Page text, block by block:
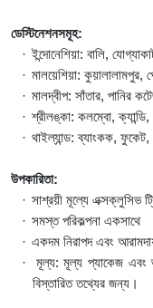
ডেস্টিনেশনসমূহ:
· ইন্দোনেশিয়া: বালি,
· মালয়েশিয়া:
· মালদ্বীপ: সাঁতার, পানির
· শ্রীলঙ্কা: কলম্বো, ক্যান্ডি,
· থাইল্যান্ড: ব্যাংকক, ফুকেট,
উপকারিতা:
· সাশ্রয়ী মূল্যে এক্সক্লুসিভ
· সমস্ত পরিকল্পনা একসাথে
· একদম নিরাপদ এবং
·
মূল্য: মূল্য প্যাকেজ এবং
বিস্তারিত তথ্যের জন্য।